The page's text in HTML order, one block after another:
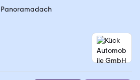
Panoramadach